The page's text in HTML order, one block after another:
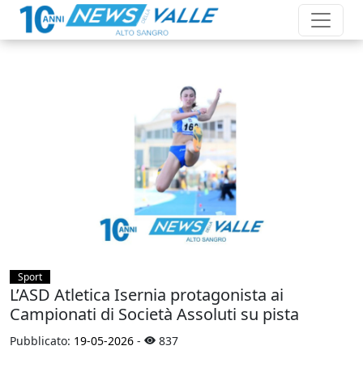
Sport
L’ASD Atletica Isernia protagonista ai
Campionati di Società Assoluti su pista
Pubblicato: 19-05-2026 - 837